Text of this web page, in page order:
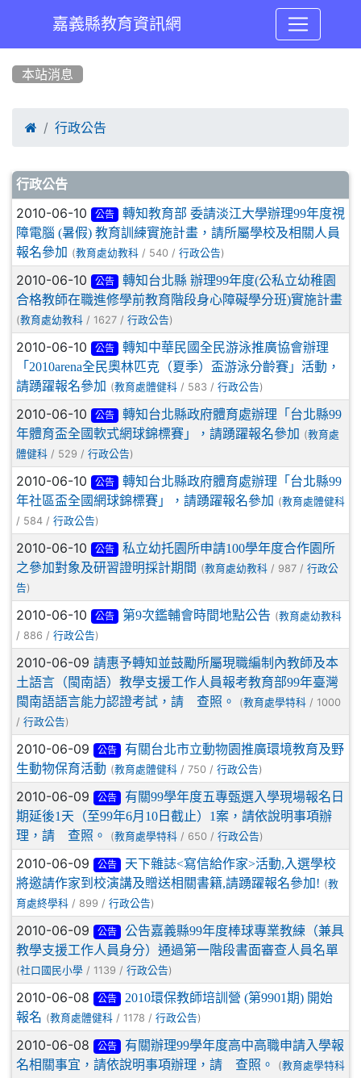
嘉義縣教育資訊網
本站消息
 行政公告
文章列表
行政公告
2010-06-10 公告
轉知教育部 委請淡江大學辦理99年度視
障電腦 (暑假) 教育訓練實施計畫，請所屬學校及相關人員
報名參加 (教育處幼教科 / 540 / 行政公告)
2010-06-10 公告
轉知台北縣 辦理99年度(公私立幼稚園
合格教師在職進修學前教育階段身心障礙學分班)實施計畫
(教育處幼教科 / 1627 / 行政公告)
2010-06-10 公告
轉知中華民國全民游泳推廣協會辦理
「2010arena全民奧林匹克（夏季）盃游泳分齡賽」活動，
請踴躍報名參加 (教育處體健科 / 583 / 行政公告)
2010-06-10 公告
轉知台北縣政府體育處辦理「台北縣99
年體育盃全國軟式網球錦標賽」，請踴躍報名參加 (教育處
體健科 / 529 / 行政公告)
2010-06-10 公告
轉知台北縣政府體育處辦理「台北縣99
年社區盃全國網球錦標賽」，請踴躍報名參加 (教育處體健科
/ 584 / 行政公告)
2010-06-10 公告
私立幼托園所申請100學年度合作園所
之參加對象及研習證明採計期間 (教育處幼教科 / 987 / 行政公
告)
2010-06-10 公告 第9次鑑輔會時間地點公告 (教育處幼教科
/ 886 / 行政公告)
2010-06-09 請惠予轉知並鼓勵所屬現職編制內教師及本
土語言（閩南語）教學支援工作人員報考教育部99年臺灣
閩南語語言能力認證考試，請 查照。
(教育處學特科 / 1000
/ 行政公告)
2010-06-09 公告
有關台北市立動物園推廣環境教育及野
生動物保育活動 (教育處體健科 / 750 / 行政公告)
2010-06-09 公告
有關99學年度五專甄選入學現場報名日
期延後1天（至99年6月10日截止）1案，請依說明事項辦
理，請 查照。
(教育處學特科 / 650 / 行政公告)
2010-06-09 公告
天下雜誌<寫信給作家>活動,入選學校
將邀請作家到校演講及贈送相關書籍,請踴躍報名參加! (教
育處終學科 / 899 / 行政公告)
2010-06-09 公告
公告嘉義縣99年度棒球專業教練（兼具
教學支援工作人員身分）通過第一階段書面審查人員名單
(社口國民小學 / 1139 / 行政公告)
2010-06-08 公告
2010環保教師培訓營 (第9901期) 開始
報名 (教育處體健科 / 1178 / 行政公告)
2010-06-08 公告
有關辦理99學年度高中高職申請入學報
名相關事宜，請依說明事項辦理，請 查照。
(教育處學特科